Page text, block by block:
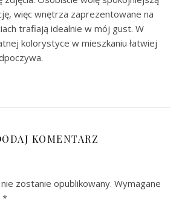
więc wnętrza zaprezentowane na
trafiają idealnie w mój gust. W
kolorystyce w mieszkaniu łatwiej
KOMENTARZ
zostanie opublikowany. Wymagane